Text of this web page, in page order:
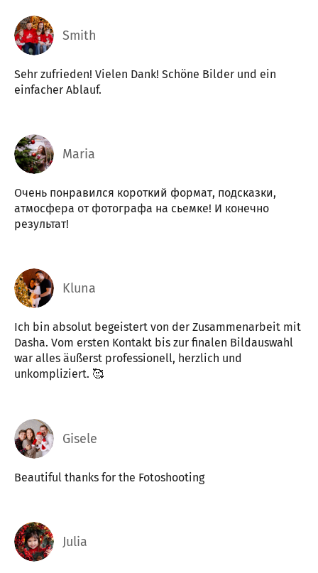
Smith
Sehr zufrieden! Vielen Dank! Schöne Bilder und ein
einfacher Ablauf.
Maria
Очень понравился короткий формат, подсказки,
атмосфера от фотографа на сьемке! И конечно
результат!
Kluna
Ich bin absolut begeistert von der Zusammenarbeit mit
Dasha. Vom ersten Kontakt bis zur finalen Bildauswahl
war alles äußerst professionell, herzlich und
unkompliziert. 🥰
Gisele
Beautiful thanks for the Fotoshooting
Julia